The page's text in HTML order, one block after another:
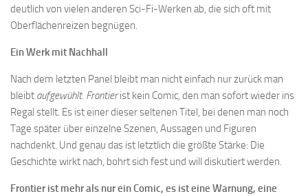
deutlich von vielen anderen Sci-Fi-Werken ab, die sich oft mit
Oberflächenreizen begnügen.
Ein Werk mit Nachhall
Nach dem letzten Panel bleibt man nicht einfach nur zurück man
bleibt aufgewühlt. Frontierist kein Comic, den man sofort wieder ins
Regal stellt. Es ist einer dieser seltenen Titel, bei denen man noch
Tage später über einzelne Szenen, Aussagen und Figuren
nachdenkt. Und genau das ist letztlich die größte Stärke: Die
Geschichte wirkt nach, bohrt sich fest und will diskutiert werden.
Frontier ist mehr als nur ein Comic, es ist eine Warnung, eine